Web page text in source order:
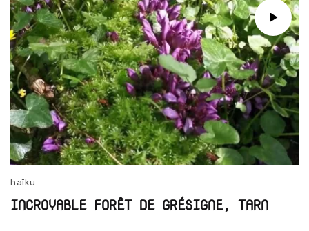
haïku
INCROYABLE FORÊT DE GRÉSIGNE, TARN